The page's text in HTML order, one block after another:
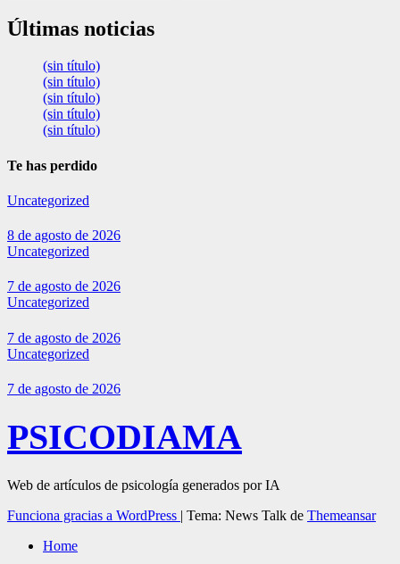
Últimas noticias
(sin título)
(sin título)
(sin título)
(sin título)
(sin título)
Te has perdido
Uncategorized
8 de agosto de 2026
Uncategorized
7 de agosto de 2026
Uncategorized
7 de agosto de 2026
Uncategorized
7 de agosto de 2026
PSICODIAMA
Web de artículos de psicología generados por IA
Funciona gracias a WordPress | Tema: News Talk de Themeansar
Home